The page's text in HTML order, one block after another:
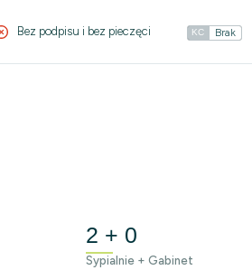
Bez podpisu i bez pieczęci KC Brak
2 + 0
Sypialnie + Gabinet